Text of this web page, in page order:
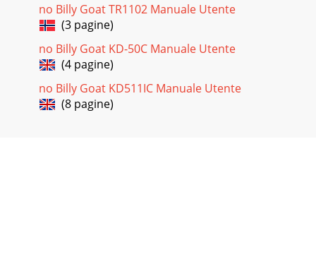
no Billy Goat TR1102 Manuale Utente
(3 pagine)
no Billy Goat KD-50C Manuale Utente
(4 pagine)
no Billy Goat KD511IC Manuale Utente
(8 pagine)